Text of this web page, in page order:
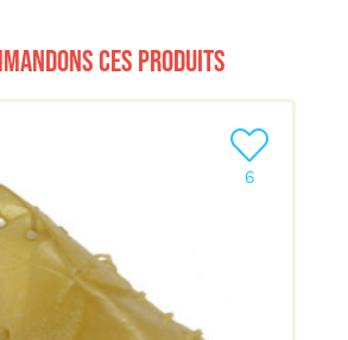
ces produits
6
Ajouter le